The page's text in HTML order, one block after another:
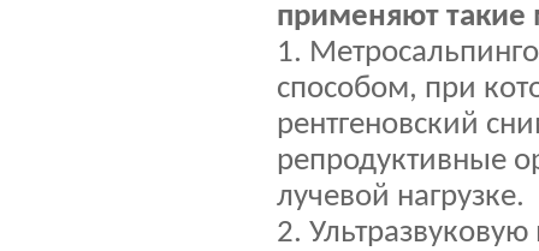
применяют такие
1.
способом, при
рентгеновский
репродуктивные
лучевой нагрузке.
2.